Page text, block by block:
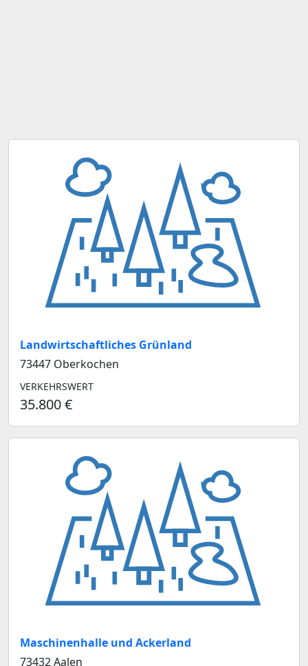
Landwirtschaftliches Grünland
73447 Oberkochen
VERKEHRSWERT
35.800 €
Maschinenhalle und Ackerland
73432 Aalen